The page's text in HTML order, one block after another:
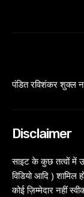
पंडित रविशंकर शुक्ल
Disclaimer
साइट के कुछ तत्वों में
विडियो आदि ) शामिल
कोई ज़िम्मेदार नहीं